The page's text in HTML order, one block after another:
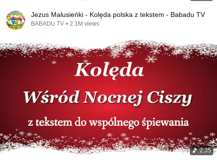
Jezus Malusieńki - Kolęda polska z tekstem - Babadu TV
BABADU TV • 2.1M views
2:35